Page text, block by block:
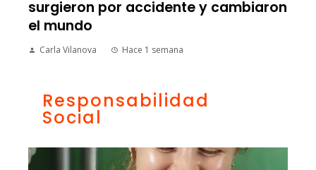
surgieron por accidente y cambiaron
el mundo
Carla Vilanova Hace 1 semana
Responsabilidad
Social